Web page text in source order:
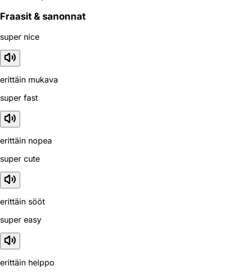
Fraasit & sanonnat
super nice
erittäin mukava
super fast
erittäin nopea
super cute
erittäin sööt
super easy
erittäin helppo